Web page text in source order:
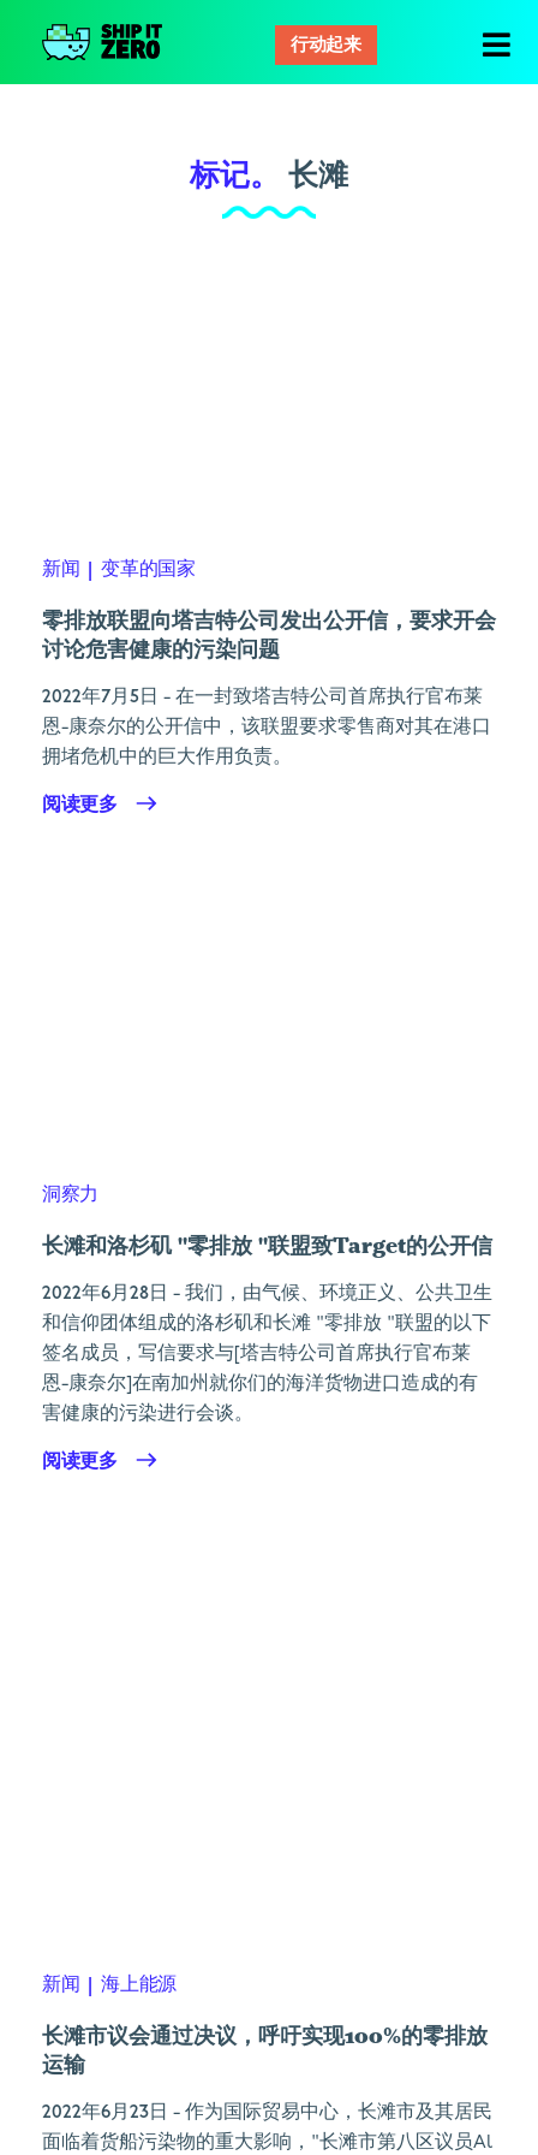
行动起来
标记。 长滩
新闻 | 变革的国家
零排放联盟向塔吉特公司发出公开信，要求开会
讨论危害健康的污染问题
2022年7月5日 - 在一封致塔吉特公司首席执行官布莱
恩-康奈尔的公开信中，该联盟要求零售商对其在港口
拥堵危机中的巨大作用负责。
阅读更多
洞察力
长滩和洛杉矶 "零排放 "联盟致Target的公开信
2022年6月28日 - 我们，由气候、环境正义、公共卫生
和信仰团体组成的洛杉矶和长滩 "零排放 "联盟的以下
签名成员，写信要求与[塔吉特公司首席执行官布莱
恩-康奈尔]在南加州就你们的海洋货物进口造成的有
害健康的污染进行会谈。
阅读更多
新闻 海上能源
长滩市议会通过决议，呼吁实现100%的零排放
运输
2022年6月23日 - 作为国际贸易中心，长滩市及其居民
面临着货船污染物的重大影响，"长滩市第八区议员Al